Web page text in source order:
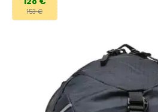
153 €